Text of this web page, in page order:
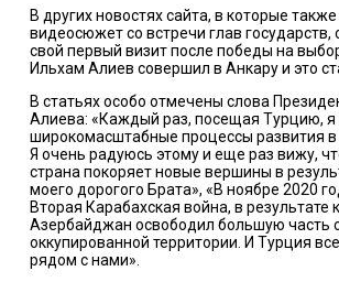
В других новостях сайта, в которые
видеосюжет со встречи глав государств,
свой первый визит после победы на
Ильхам Алиев совершил в Анкару и это
В статьях особо отмечены слова
Алиева: «Каждый раз, посещая Турцию,
широкомасштабные процессы развития в
Я очень радуюсь этому и еще раз вижу,
страна покоряет новые вершины в
моего дорогого Брата», «В ноябре 2020
Вторая Карабахская война, в результате
Азербайджан освободил большую часть
оккупированной территории. И Турция
рядом с нами».